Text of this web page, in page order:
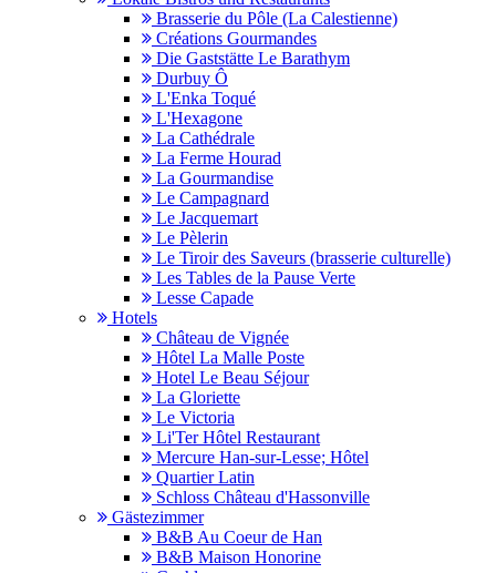
Brasserie du Pôle (La Calestienne)
Créations Gourmandes
Die Gaststätte Le Barathym
Durbuy Ô
L'Enka Toqué
L'Hexagone
La Cathédrale
La Ferme Hourad
La Gourmandise
Le Campagnard
Le Jacquemart
Le Pèlerin
Le Tiroir des Saveurs (brasserie culturelle)
Les Tables de la Pause Verte
Lesse Capade
Hotels
Château de Vignée
Hôtel La Malle Poste
Hotel Le Beau Séjour
La Gloriette
Le Victoria
Li'Ter Hôtel Restaurant
Mercure Han-sur-Lesse; Hôtel
Quartier Latin
Schloss Château d'Hassonville
Gästezimmer
B&B Au Coeur de Han
B&B Maison Honorine